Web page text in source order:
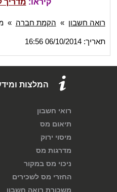
קיראו: מדריך
רואה חשבון » הקמת חברה »
תאריך: 06/10/2014 16:56
המלצות
רואי חשבון
תיאום מס
מיסוי ירוק
מדרגות מס
ניכוי מס במקור
החזרי מס לשכירים
משכורת רואה חשבון